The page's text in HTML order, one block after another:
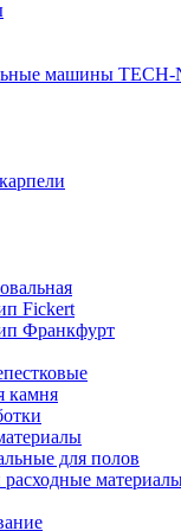
машины TECH-
Fickert
Франкфурт
камня
для полов